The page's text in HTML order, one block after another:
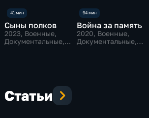
Сыны полков
2023, Военные,
Документальные,
Война за память
2020, Военные,
Документальные,
Статьи